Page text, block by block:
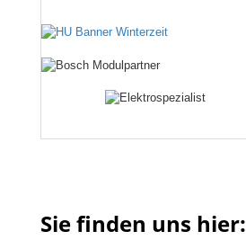
Sie finden uns hier: